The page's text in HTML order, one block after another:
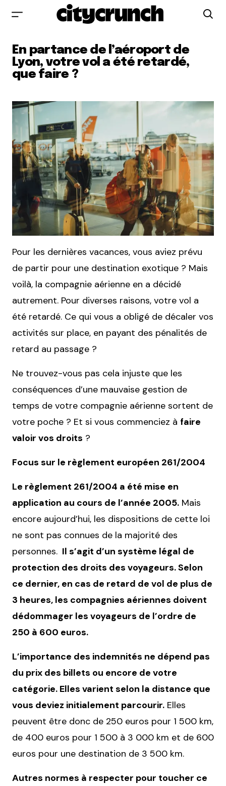
En partance de l’aéroport de
Lyon, votre vol a été retardé,
que faire ?
Pour les dernières vacances, vous aviez prévu
de partir pour une destination exotique ? Mais
voilà, la compagnie aérienne en a décidé
autrement. Pour diverses raisons, votre vol a
été retardé. Ce qui vous a obligé de décaler vos
activités sur place, en payant des pénalités de
retard au passage ?
Ne trouvez-vous pas cela injuste que les
conséquences d’une mauvaise gestion de
temps de votre compagnie aérienne sortent de
votre poche ? Et si vous commenciez à faire
valoir vos droits ?
Focus sur le règlement européen 261/2004
Le règlement 261/2004 a été mise en
application au cours de l’année 2005. Mais
encore aujourd’hui, les dispositions de cette loi
ne sont pas connues de la majorité des
personnes. Il s’agit d’un système légal de
protection des droits des voyageurs. Selon
ce dernier, en cas de retard de vol de plus de
3 heures, les compagnies aériennes doivent
dédommager les voyageurs de l’ordre de
250 à 600 euros.
L’importance des indemnités ne dépend pas
du prix des billets ou encore de votre
catégorie. Elles varient selon la distance que
vous deviez initialement parcourir. Elles
peuvent être donc de 250 euros pour 1 500 km,
de 400 euros pour 1 500 à 3 000 km et de 600
euros pour une destination de 3 500 km.
Autres normes à respecter pour toucher ce